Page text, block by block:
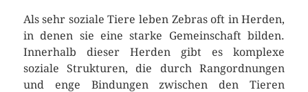
Als sehr soziale Tiere leben Zebras oft in Herden,
in denen sie eine starke Gemeinschaft bilden.
Innerhalb dieser Herden gibt es komplexe
soziale Strukturen, die durch Rangordnungen
und enge Bindungen zwischen den Tieren